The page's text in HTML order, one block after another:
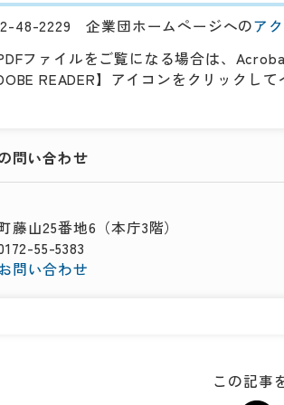
48-2229 企業団ホームページへのア
ファイルをご覧になる場合は、
READER】アイコンをクリックし
問い合わせ
藤山25番地6（本庁3階）
55-5383
問い合わせ
この記事